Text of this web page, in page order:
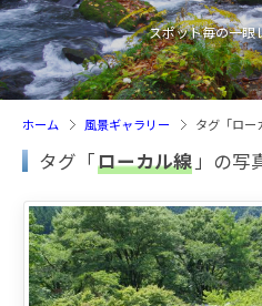
スポット毎の一眼
ホーム 風景ギャラリー タグ「ロー
タグ「ローカル線」の写